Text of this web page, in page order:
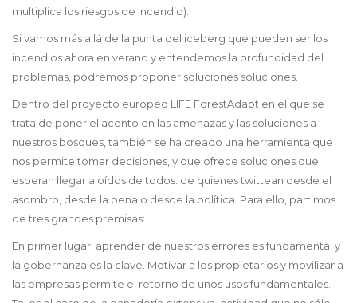
multiplica los riesgos de incendio).
Si vamos más allá de la punta del iceberg que pueden ser los
incendios ahora en verano y entendemos la profundidad del
problemas, podremos proponer soluciones soluciones.
Dentro del proyecto europeo LIFE ForestAdapt en el que se
trata de poner el acento en las amenazas y las soluciones a
nuestros bosques, también se ha creado una herramienta que
nos permite tomar decisiones, y que ofrece soluciones que
esperan llegar a oídos de todos: de quienes twittean desde el
asombro, desde la pena o desde la política. Para ello, partimos
de tres grandes premisas:
En primer lugar, aprender de nuestros errores es fundamental y
la gobernanza es la clave. Motivar a los propietarios y movilizar a
las empresas permite el retorno de unos usos fundamentales.